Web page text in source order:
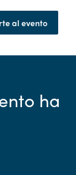
al evento
ha